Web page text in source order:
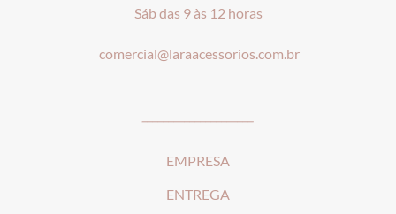
Sáb das 9 às 12 horas
comercial@laraacessorios.com.br
EMPRESA
ENTREGA